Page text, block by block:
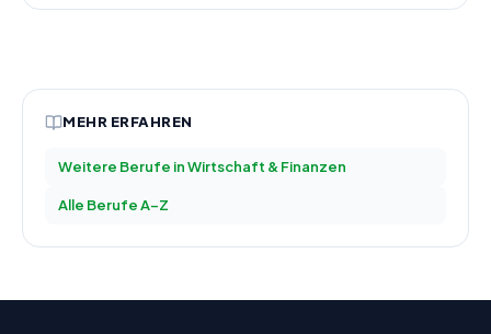
MEHR ERFAHREN
Weitere Berufe inWirtschaft & Finanzen
Alle Berufe A–Z